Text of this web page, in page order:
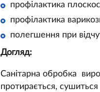
профілактика
профілактика
полегшення при
Догляд:
Санітарна обробка
протирається,